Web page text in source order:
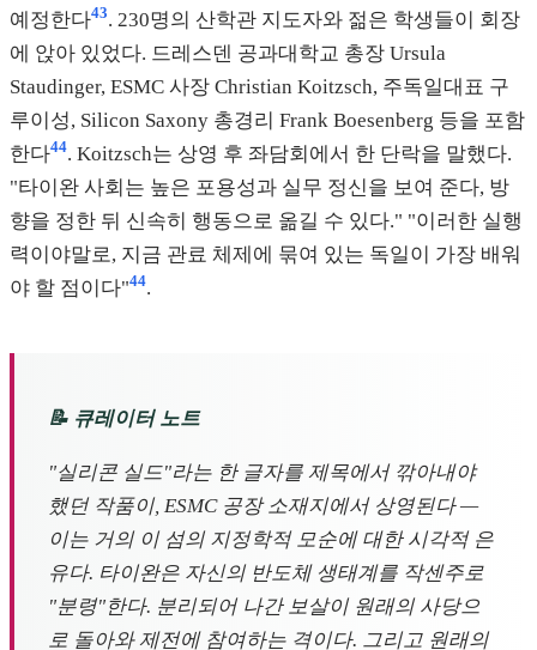
예정한다43. 230명의 산학관 지도자와 젊은 학생들이 회장
에 앉아 있었다. 드레스덴 공과대학교 총장 Ursula
Staudinger, ESMC 사장 Christian Koitzsch, 주독일대표 구
루이성, Silicon Saxony 총경리 Frank Boesenberg 등을 포함
한다44. Koitzsch는 상영 후 좌담회에서 한 단락을 말했다.
"타이완 사회는 높은 포용성과 실무 정신을 보여 준다, 방
향을 정한 뒤 신속히 행동으로 옮길 수 있다." "이러한 실행
력이야말로, 지금 관료 체제에 묶여 있는 독일이 가장 배워
야 할 점이다"44.
📝 큐레이터 노트
"실리콘 실드"라는 한 글자를 제목에서 깎아내야
했던 작품이, ESMC 공장 소재지에서 상영된다 —
이는 거의 이 섬의 지정학적 모순에 대한 시각적 은
유다. 타이완은 자신의 반도체 생태계를 작센주로
"분령"한다. 분리되어 나간 보살이 원래의 사당으
로 돌아와 제전에 참여하는 격이다. 그리고 원래의